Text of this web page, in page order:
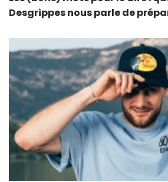
Desgrippes nous parle de